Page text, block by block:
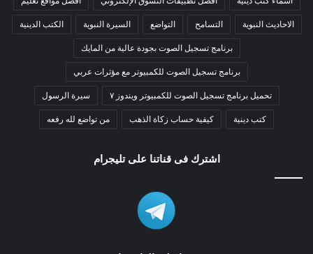
الاحاديث النبوية التسامح التواضع السيرة النبوية الكتب الدينية
برنامج تسجيل الصوت بجودة عالية من المايك
برنامج تسجيل الصوت للكمبيوتر مع مؤثرات عربي
تحميل برنامج تسجيل الصوت للكمبيوتر ويندوز ٧ سيرة الرسول
كتب دينية كيفية حساب زكاة الذهب من تواضع لله رفعه
اشترك فى قناتنا على تليجرام